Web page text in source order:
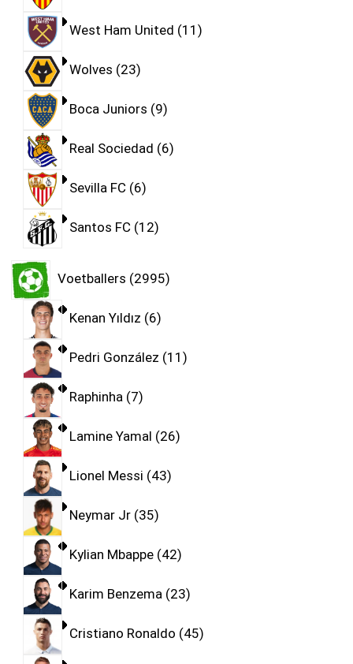
West Ham United 11
Wolves 23
Boca Juniors 9
Real Sociedad 6
Sevilla FC 6
Santos FC 12
Voetballers 2995
Kenan Yıldız 6
Pedri González 11
Raphinha 7
Lamine Yamal 26
Lionel Messi 43
Neymar Jr 35
Kylian Mbappe 42
Karim Benzema 23
Cristiano Ronaldo 45